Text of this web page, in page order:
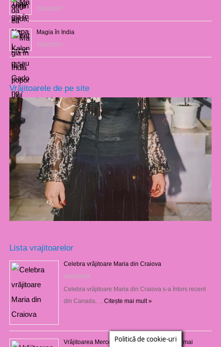
26/02/2017
Magia în India
23/02/2017
Vrăjitoarele de pe site
Lista vrajitoarelor
Celebra vrăjitoare Maria din Craiova
06/08/2026
Celebra vrăjitoare Maria din Craiova s-a întors recent
din Canada, … Citește mai mult »
Vrăjitoarea Mercedeza din Craiova este cea mai
Politică de cookie-uri